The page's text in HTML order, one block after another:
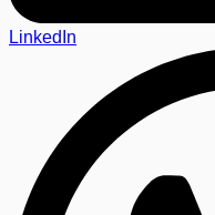
LinkedIn